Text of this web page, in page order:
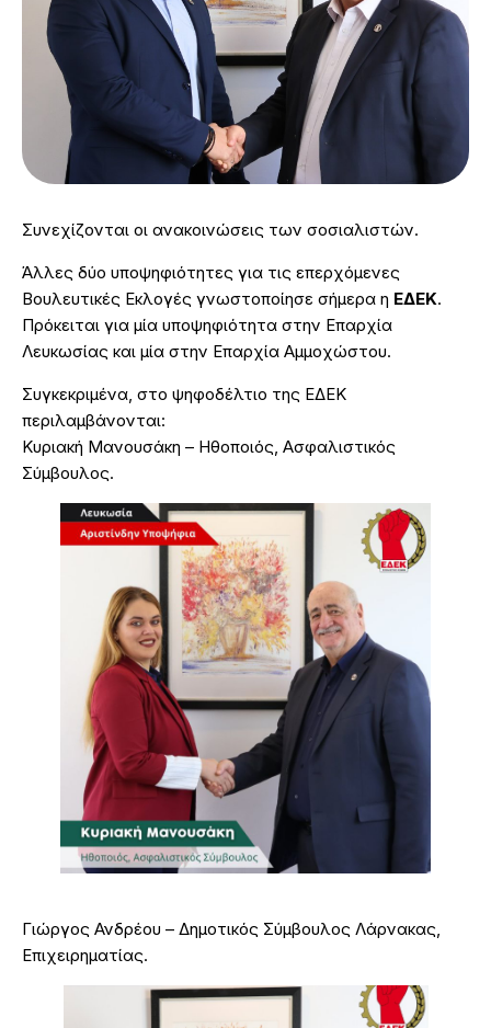
Συνεχίζονται οι ανακοινώσεις των σοσιαλιστών.
Άλλες δύο υποψηφιότητες για τις επερχόμενες
Βουλευτικές Εκλογές γνωστοποίησε σήμερα η ΕΔΕΚ.
Πρόκειται για μία υποψηφιότητα στην Επαρχία
Λευκωσίας και μία στην Επαρχία Αμμοχώστου.
Συγκεκριμένα, στο ψηφοδέλτιο της ΕΔΕΚ
περιλαμβάνονται:
Κυριακή Μανουσάκη – Ηθοποιός, Ασφαλιστικός
Σύμβουλος.
Γιώργος Ανδρέου – Δημοτικός Σύμβουλος Λάρνακας,
Επιχειρηματίας.